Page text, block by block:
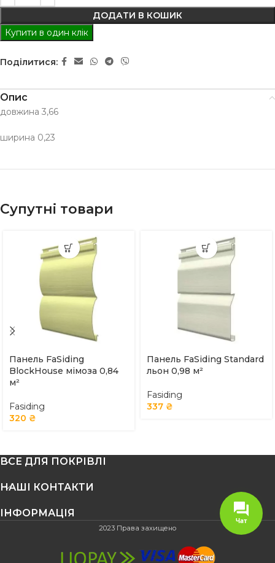
ДОДАТИ В КОШИК
Купити в один клік
Поділитися:
Опис
довжина 3,66
ширина 0,23
Супутні товари
Панель FaSiding
BlockHouse мімоза 0,84
м²
Fasiding
320 ₴
Панель FaSiding Standard
льон 0,98 м²
Fasiding
337 ₴
ВСЕ ДЛЯ ПОКРІВЛІ
НАШІ КОНТАКТИ
ІНФОРМАЦІЯ
2023 Права захищено
Чат